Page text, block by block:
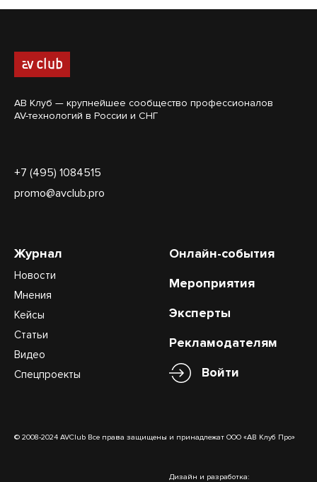
АВ Клуб — крупнейшее сообщество профессионалов
AV-технологий в России и СНГ
+7 (495) 1084515
promo@avclub.pro
Журнал
Новости
Мнения
Кейсы
Статьи
Видео
Спецпроекты
Онлайн-события
Мероприятия
Эксперты
Рекламодателям
Войти
© 2008-2024 AVClub Все права защищены и принадлежат ООО «АВ Клуб Про»
Дизайн и разработка: